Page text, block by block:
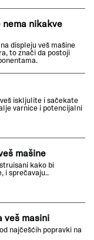
nema nikakve
displeju veš mašine
to znači da postoji
veš iskljulite i sačekate
varnice i potencijalni
mašine
kako bi
i sprečavaju..
veš masini
najčešćih popravki na